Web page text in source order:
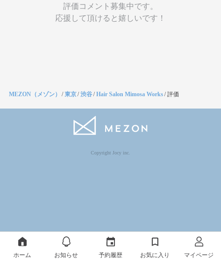
評価コメント募集中です。
応援して頂けると嬉しいです！
MEZON（メゾン） /東京/渋谷/Hair Salon Mimosa Works/評価
Copyright Jocy inc.
ホーム お知らせ 予約履歴 お気に入り マイページ